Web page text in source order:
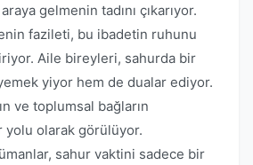
gelmenin tadını çıkarıyor.
fazileti, bu ibadetin ruhunu
Aile bireyleri, sahurda bir
yiyor hem de dualar ediyor.
ve toplumsal bağların
olarak görülüyor.
sahur vaktini sadece bir